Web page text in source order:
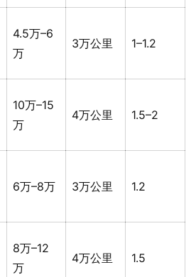
4.5万–6
万
3万公里 1–1.2
10万–15
万
4万公里 1.5–2
6万–8万 3万公里 1.2
8万–12
万
4万公里 1.5